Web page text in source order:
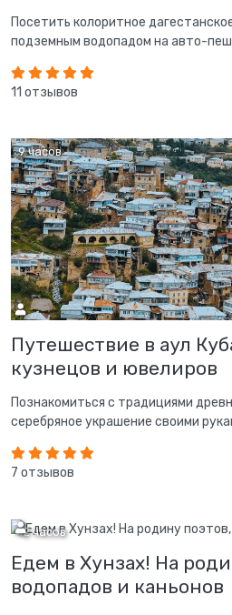
Посетить колоритное
подземным водопадом на авто-
11 отзывов
9 часов
Путешествие в аул
кузнецов и ювелиров
Познакомиться с традициями
серебряное украшение своими
7 отзывов
12 часов
Едем в Хунзах! На
водопадов и каньонов